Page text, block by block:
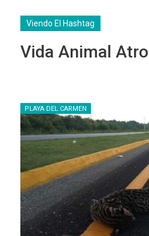
Viendo El Hashtag
Vida Animal
PLAYA DEL CARMEN